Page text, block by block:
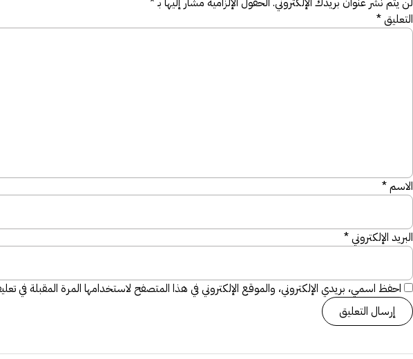
التعليق*
الاسم*
البريد الإلكتروني*
احفظ اسمي، بريدي الإلكتروني، والموقع الإلكتروني في هذا المتصفح لاستخدامها المرة المقبلة في